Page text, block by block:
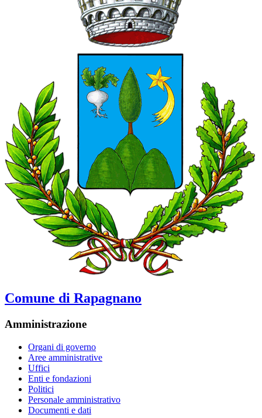
Comune di Rapagnano
Amministrazione
Organi di governo
Aree amministrative
Uffici
Enti e fondazioni
Politici
Personale amministrativo
Documenti e dati